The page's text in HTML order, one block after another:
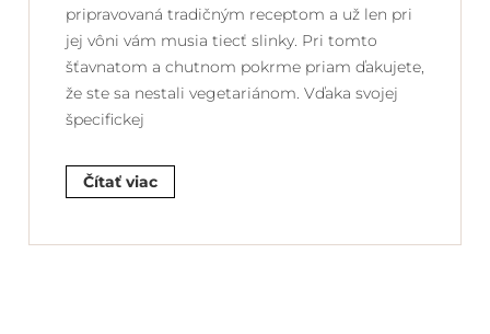
pripravovaná tradičným receptom a už len pri
jej vôni vám musia tiecť slinky. Pri tomto
šťavnatom a chutnom pokrme priam ďakujete,
že ste sa nestali vegetariánom. Vďaka svojej
špecifickej
Čítať viac